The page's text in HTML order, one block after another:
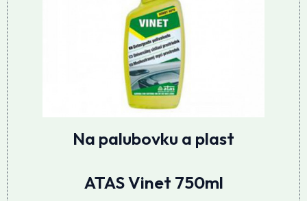
Na palubovku a plast
ATAS Vinet 750ml